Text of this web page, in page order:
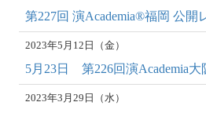
第227回 演Academia®福岡 公開
2023年5月12日（金）
5月23日 第226回演Academia
2023年3月29日（水）